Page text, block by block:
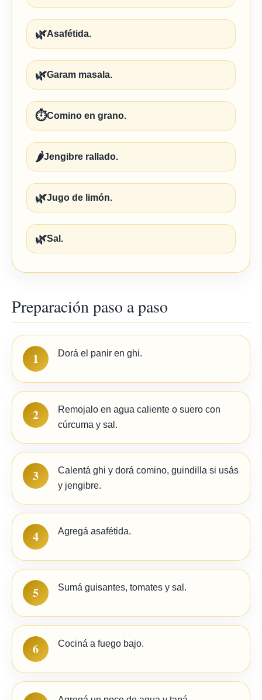
🌿Asafétida.
🌿Garam masala.
⏱️Comino en grano.
🌶️Jengibre rallado.
🌿Jugo de limón.
🌿Sal.
Preparación paso a paso
1 Dorá el panir en ghi.
2
Remojalo en agua caliente o suero con
cúrcuma y sal.
3
Calentá ghi y dorá comino, guindilla si usás
y jengibre.
4 Agregá asafétida.
5 Sumá guisantes, tomates y sal.
6 Cociná a fuego bajo.